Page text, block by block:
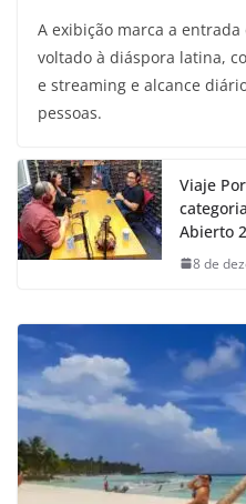
A exibição marca a
voltado à diáspora latina,
e streaming e alcance
pessoas.
Viaje
Abierto
8 de